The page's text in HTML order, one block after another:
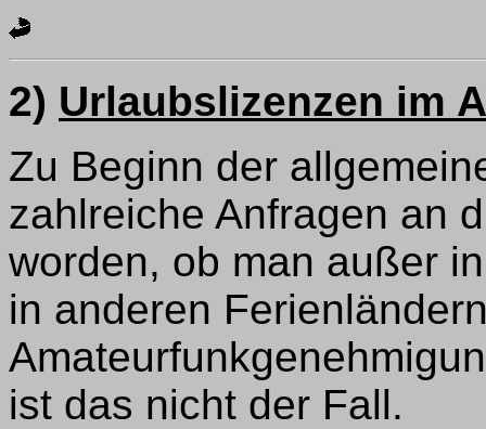
2) Urlaubslizenzen im
Zu Beginn der
zahlreiche Anfragen an
worden, ob man außer
in anderen
ist das nicht der Fall.